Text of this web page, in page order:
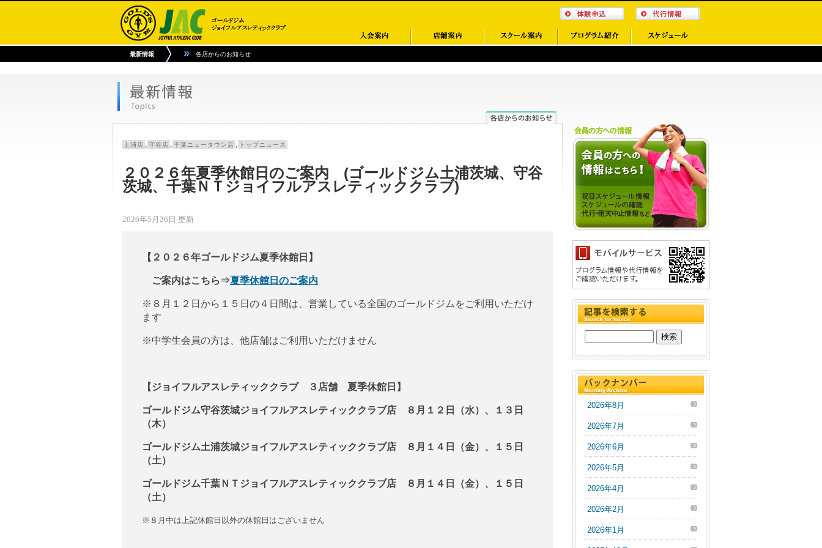
最新情報 各店からのお知らせ
土浦店 , 守谷店 , 千葉ニュータウン店 , トップニュース
２０２６年夏季休館日のご案内 (ゴールドジム土浦茨城、守谷
茨城、千葉ＮＴジョイフルアスレティッククラブ)
2026年5月26日 更新
【２０２６年ゴールドジム夏季休館日】
ご案内はこちら⇒夏季休館日のご案内
※８月１２日から１５日の４日間は、営業している全国のゴールドジムをご利用いただけ
ます
※中学生会員の方は、他店舗はご利用いただけません
【ジョイフルアスレティッククラブ ３店舗 夏季休館日】
ゴールドジム守谷茨城ジョイフルアスレティッククラブ店 ８月１２日（水）、１３日
（木）
ゴールドジム土浦茨城ジョイフルアスレティッククラブ店 ８月１４日（金）、１５日
（土）
ゴールドジム千葉ＮＴジョイフルアスレティッククラブ店 ８月１４日（金）、１５日
（土）
※８月中は上記休館日以外の休館日はございません
2026年8月
2026年7月
2026年6月
2026年5月
2026年4月
2026年2月
2026年1月